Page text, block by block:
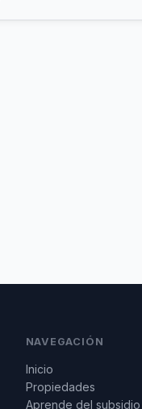
NAVEGACIÓN
Inicio
Propiedades
Aprende del subsidio